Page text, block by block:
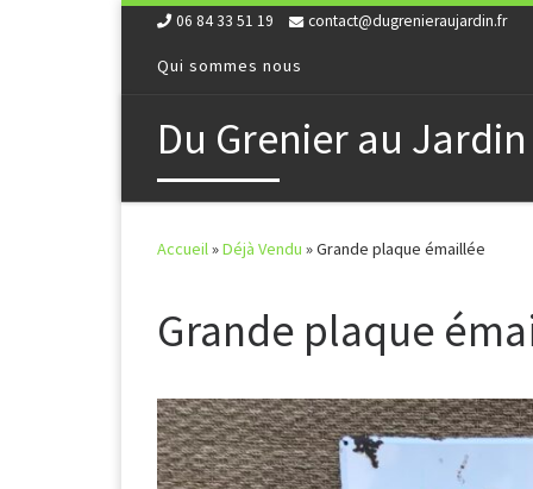
06 84 33 51 19 contact@dugrenieraujardin.fr
Qui sommes nous
Du Grenier au Jardin
Accueil»Déjà Vendu »Grande plaque émaillée
Grande plaque